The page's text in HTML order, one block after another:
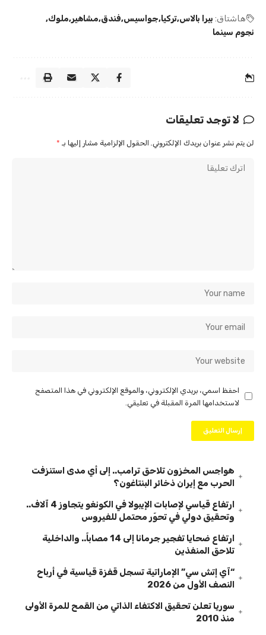
هاشتاق: بيرا بالاس تركيا جواسيس فندق مشاهير ملوك
نجوم سينما
لا توجد تعليقات
لن يتم نشر عنوان بريدك الإلكتروني. الحقول الإلزامية مشار إليها بـ *
احفظ اسمي، بريدي الإلكتروني، والموقع الإلكتروني في هذا المتصفح
لاستخدامها المرة المقبلة في تعليقي.
هواجس المخزون تلاحق ترامب.. إلى أي مدى استنزفت
الحرب مع إيران ذخائر البنتاغون؟
ارتفاع قياسي لإصابات الإيبولا في الكونغو يتجاوز 4 آلاف..
وتحقيق دولي في تحوّر محتمل للفيروس
ارتفاع ضحايا تفجير جرمانا إلى 14 مصاباً.. والداخلية
تلاحق المنفذين
“آي إتش سي” الإماراتية تسجل قفزة قياسية في أرباح
النصف الأول من 2026
سوريا تعلن تحقيق الاكتفاء الذاتي من القمح للمرة الأولى
منذ 2010